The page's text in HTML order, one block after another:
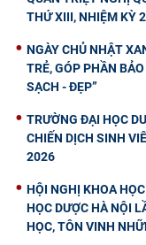
THỨ XIII, NHIỆM KỲ
NGÀY CHỦ NHẬT
TRẺ, GÓP PHẦN
SẠCH - ĐẸP”
TRƯỜNG ĐẠI HỌC
CHIẾN DỊCH SINH
2026
HỘI NGHỊ KHOA
HỌC DƯỢC HÀ NỘI
HỌC, TÔN VINH